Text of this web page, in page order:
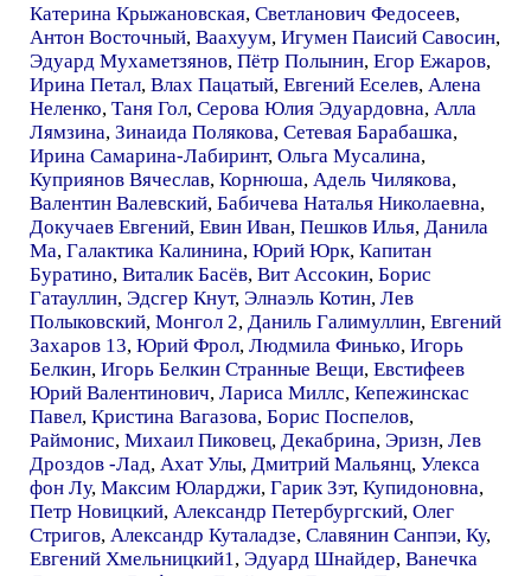
Катерина Крыжановская, Светланович Федосеев,
Антон Восточный, Ваахуум, Игумен Паисий Савосин,
Эдуард Мухаметзянов, Пётр Полынин, Егор Ежаров,
Ирина Петал, Влах Пацатый, Евгений Еселев, Алена
Неленко, Таня Гол, Серова Юлия Эдуардовна, Алла
Лямзина, Зинаида Полякова, Сетевая Барабашка,
Ирина Самарина-Лабиринт, Ольга Мусалина,
Куприянов Вячеслав, Корнюша, Адель Чилякова,
Валентин Валевский, Бабичева Наталья Николаевна,
Докучаев Евгений, Евин Иван, Пешков Илья, Данила
Ма, Галактика Калинина, Юрий Юрк, Капитан
Буратино, Виталик Басёв, Вит Ассокин, Борис
Гатауллин, Эдсгер Кнут, Элнаэль Котин, Лев
Полыковский, Монгол 2, Даниль Галимуллин, Евгений
Захаров 13, Юрий Фрол, Людмила Финько, Игорь
Белкин, Игорь Белкин Странные Вещи, Евстифеев
Юрий Валентинович, Лариса Миллс, Кепежинскас
Павел, Кристина Вагазова, Борис Поспелов,
Раймонис, Михаил Пиковец, Декабрина, Эризн, Лев
Дроздов -Лад, Ахат Улы, Дмитрий Мальянц, Улекса
фон Лу, Максим Юларджи, Гарик Зэт, Купидоновна,
Петр Новицкий, Александр Петербургский, Олег
Стригов, Александр Куталадзе, Славянин Санпэи, Ку,
Евгений Хмельницкий1 , Эдуард Шнайдер, Ванечка